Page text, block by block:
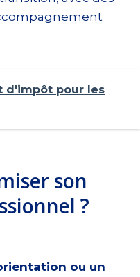
d'impôt pour les
son
?
ou un